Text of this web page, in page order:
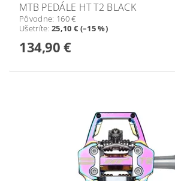
MTB PEDÁLE HT T2 BLACK
Pôvodne: 160 €
Ušetríte:25,10 € (–15 %)
134,90 €